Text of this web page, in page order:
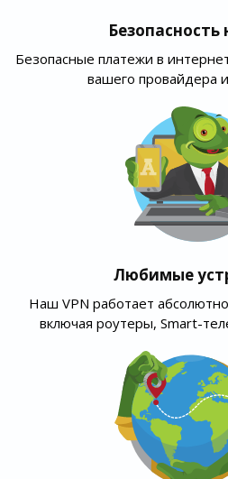
Безопасность
Безопасные платежи в
вашего провайдера
Любимые
Наш VPN работает
включая роутеры, Smart-